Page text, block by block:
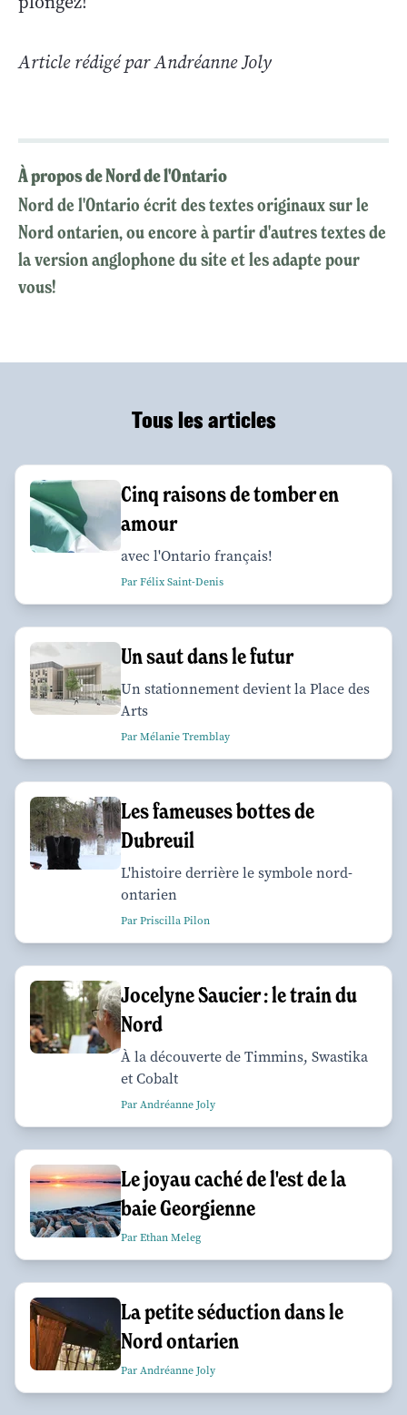
Article rédigé par Andréanne Joly
À propos de Nord de l'Ontario
Nord de l'Ontario écrit des textes originaux sur le
Nord ontarien, ou encore à partir d'autres textes de
la version anglophone du site et les adapte pour
vous!
Tous les articles
Cinq raisons de tomber en
amour
avec l'Ontario français!
Par Félix Saint-Denis
Un saut dans le futur
Un stationnement devient la Place des
Arts
Par Mélanie Tremblay
Les fameuses bottes de
Dubreuil
L'histoire derrière le symbole nord-
ontarien
Par Priscilla Pilon
Jocelyne Saucier : le train du
Nord
À la découverte de Timmins, Swastika
et Cobalt
Par Andréanne Joly
Le joyau caché de l'est de la
baie Georgienne
Par Ethan Meleg
La petite séduction dans le
Nord ontarien
Par Andréanne Joly